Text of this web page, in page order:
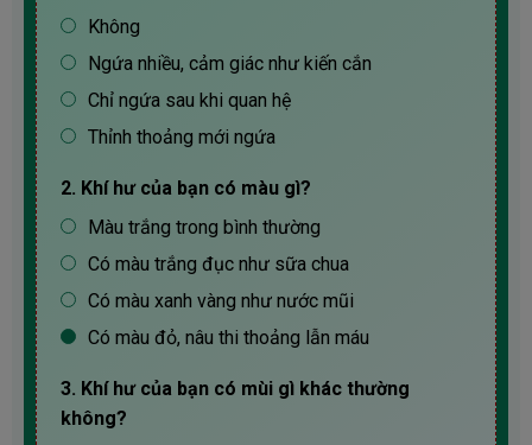
Không
Ngứa nhiều, cảm giác như kiến cắn
Chỉ ngứa sau khi quan hệ
Thỉnh thoảng mới ngứa
2. Khí hư của bạn có màu gì?
Màu trắng trong bình thường
Có màu trắng đục như sữa chua
Có màu xanh vàng như nước mũi
Có màu đỏ, nâu thi thoảng lẫn máu
3. Khí hư của bạn có mùi gì khác thường
không?